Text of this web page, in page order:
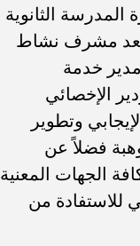
الثانوية
سعد مشرف نشاط
مدير خدمة
الإخصائي
وتطوير
فضلاً عن
الجهات المعنية
للاستفادة من